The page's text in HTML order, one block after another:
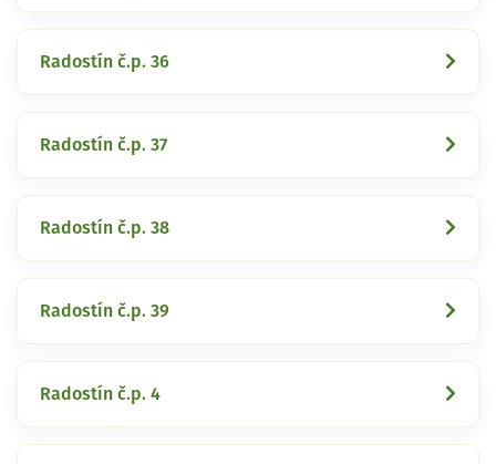
Radostín č.p. 36
Radostín č.p. 37
Radostín č.p. 38
Radostín č.p. 39
Radostín č.p. 4